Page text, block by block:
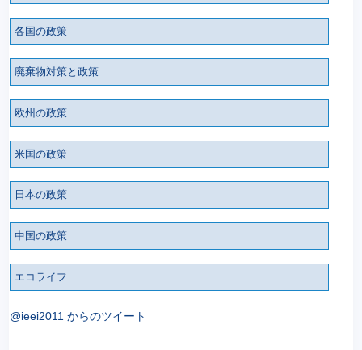
各国の政策
廃棄物対策と政策
欧州の政策
米国の政策
日本の政策
中国の政策
エコライフ
@ieei2011 からのツイート